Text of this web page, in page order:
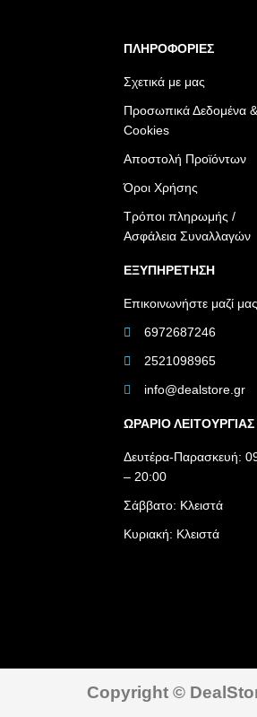
ΠΛΗΡΟΦΟΡΙΕΣ
Σχετικά με μας
Προσωπικά Δεδομένα &
Cookies
Αποστολή Προϊόντων
Όροι Χρήσης
Τρόποι πληρωμής /
Ασφάλεια Συναλλαγών
ΕΞΥΠΗΡΕΤΗΣΗ
Επικοινωνήστε μαζί μας
6972687246
2521098965
info@dealstore.gr
ΩΡΑΡΙΟ ΛΕΙΤΟΥΡΓΙΑΣ​
Δευτέρα-Παρασκευή:
– 20:00
Σάββατο: Κλειστά
Κυριακή: Κλειστά
Copyright ©